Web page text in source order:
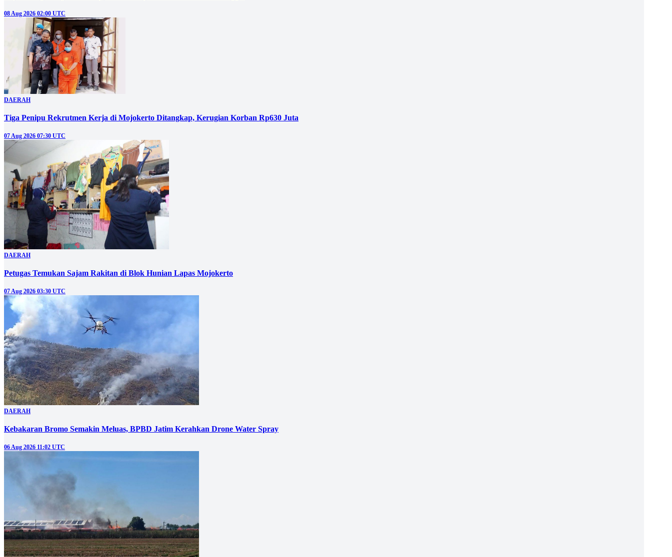
08 Aug 2026 02:00 UTC
DAERAH
Tiga Penipu Rekrutmen Kerja di Mojokerto Ditangkap, Kerugian Korban Rp630 Juta
07 Aug 2026 07:30 UTC
DAERAH
Petugas Temukan Sajam Rakitan di Blok Hunian Lapas Mojokerto
07 Aug 2026 03:30 UTC
DAERAH
Kebakaran Bromo Semakin Meluas, BPBD Jatim Kerahkan Drone Water Spray
06 Aug 2026 11:02 UTC